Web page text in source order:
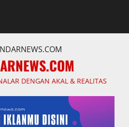
DENGAN AKAL & REALITAS